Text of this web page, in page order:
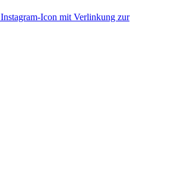
Instagram-Icon mit Verlinkung zur